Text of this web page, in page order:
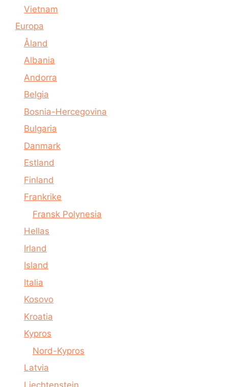
Vietnam
Europa
Åland
Albania
Andorra
Belgia
Bosnia-Hercegovina
Bulgaria
Danmark
Estland
Finland
Frankrike
Fransk Polynesia
Hellas
Irland
Island
Italia
Kosovo
Kroatia
Kypros
Nord-Kypros
Latvia
Liechtenstein